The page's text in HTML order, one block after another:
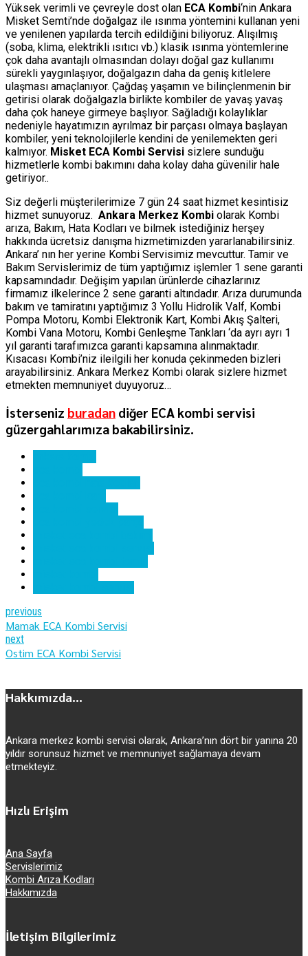
Yüksek verimli ve çevreyle dost olan ECA Kombi‘nin Ankara
Misket Semti’nde doğalgaz ile ısınma yöntemini kullanan yeni
ve yenilenen yapılarda tercih edildiğini biliyoruz. Alışılmış
(soba, klima, elektrikli ısıtıcı vb.) klasik ısınma yöntemlerine
çok daha avantajlı olmasından dolayı doğal gaz kullanımı
sürekli yaygınlaşıyor, doğalgazın daha da geniş kitlelere
ulaşması amaçlanıyor. Çağdaş yaşamın ve bilinçlenmenin bir
getirisi olarak doğalgazla birlikte kombiler de yavaş yavaş
daha çok haneye girmeye başlıyor. Sağladığı kolaylıklar
nedeniyle hayatımızın ayrılmaz bir parçası olmaya başlayan
kombiler, yeni teknolojilerle kendini de yenilemekten geri
kalmıyor. Misket ECA Kombi Servisi sizlere sunduğu
hizmetlerle kombi bakımını daha kolay daha güvenilir hale
getiriyor..
Siz değerli müşterilerimize 7 gün 24 saat hizmet kesintisiz
hizmet sunuyoruz. Ankara Merkez Kombi olarak Kombi
arıza, Bakım, Hata Kodları ve bilmek istediğiniz herşey
hakkında ücretsiz danışma hizmetimizden yararlanabilirsiniz.
Ankara’ nın her yerine Kombi Servisimiz mevcuttur. Tamir ve
Bakım Servislerimiz de tüm yaptığımız işlemler 1 sene garanti
kapsamındadır. Değişim yapılan ürünlerde cihazlarınız
firmamız ilkelerince 2 sene garanti altındadır. Arıza durumunda
bakım ve tamiratını yaptığımız 3 Yollu Hidrolik Valf, Kombi
Pompa Motoru, Kombi Elektronik Kart, Kombi Akış Şalteri,
Kombi Vana Motoru, Kombi Genleşme Tankları ‘da ayrı ayrı 1
yıl garanti tarafımızca garanti kapsamına alınmaktadır.
Kısacası Kombi’niz ileilgili her konuda çekinmeden bizleri
arayabilirsiniz. Ankara Merkez Kombi olarak sizlere hizmet
etmekten memnuniyet duyuyoruz…
İsterseniz buradan diğer ECA kombi servisi
güzergahlarımıza bakabilirsiniz.
previous
Mamak ECA Kombi Servisi
next
Ostim ECA Kombi Servisi
Hakkımızda...
Ankara merkez kombi servisi olarak, Ankara’nın dört bir yanına 20
yıldır sorunsuz hizmet ve memnuniyet sağlamaya devam
etmekteyiz.
Hızlı Erişim
Ana Sayfa
Servislerimiz
Kombi Arıza Kodları
Hakkımızda
İletişim Bilgilerimiz